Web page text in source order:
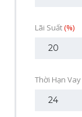
Lãi Suất(%)
Thời Hạn Vay